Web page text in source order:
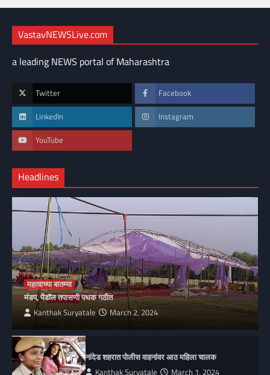
VastavNEWSLive.com
a leading NEWS portal of Maharashtra
Twitter Facebook
LinkedIn Instagram
YouTube
Headlines
महत्वाच्या बातम्या
मंडप, पेंडॉल तपासणी पथक गठीत
Kanthak Suryatale March 2, 2024
नांदेड शहरात पोलीस वाहनांवर आठ महिला चालक
Kanthak Suryatale March 1, 2024